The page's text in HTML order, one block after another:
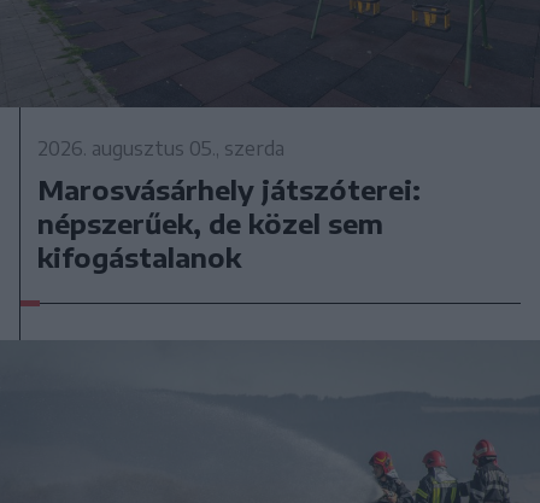
2026. augusztus 05., szerda
Marosvásárhely játszóterei:
népszerűek, de közel sem
kifogástalanok